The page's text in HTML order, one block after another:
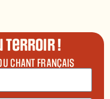
terroir !
CHANT FRANÇAIS